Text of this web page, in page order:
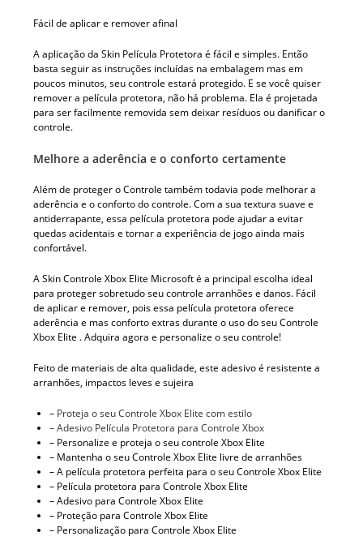
Fácil de aplicar e remover afinal
A aplicação da Skin Película Protetora é fácil e simples. Então
basta seguir as instruções incluídas na embalagem mas em
poucos minutos, seu controle estará protegido. E se você quiser
remover a película protetora, não há problema. Ela é projetada
para ser facilmente removida sem deixar resíduos ou danificar o
controle.
Melhore a aderência e o conforto certamente
Além de proteger o Controle também todavia pode melhorar a
aderência e o conforto do controle. Com a sua textura suave e
antiderrapante, essa película protetora pode ajudar a evitar
quedas acidentais e tornar a experiência de jogo ainda mais
confortável.
A Skin Controle Xbox Elite Microsoft é a principal escolha ideal
para proteger sobretudo seu controle arranhões e danos. Fácil
de aplicar e remover, pois essa película protetora oferece
aderência e mas conforto extras durante o uso do seu Controle
Xbox Elite . Adquira agora e personalize o seu controle!
Feito de materiais de alta qualidade, este adesivo é resistente a
arranhões, impactos leves e sujeira
– Proteja o seu Controle Xbox Elite com estilo
– Adesivo Película Protetora para Controle Xbox
– Personalize e proteja o seu controle Xbox Elite
– Mantenha o seu Controle Xbox Elite livre de arranhões
– A película protetora perfeita para o seu Controle Xbox Elite
– Película protetora para Controle Xbox Elite
– Adesivo para Controle Xbox Elite
– Proteção para Controle Xbox Elite
– Personalização para Controle Xbox Elite